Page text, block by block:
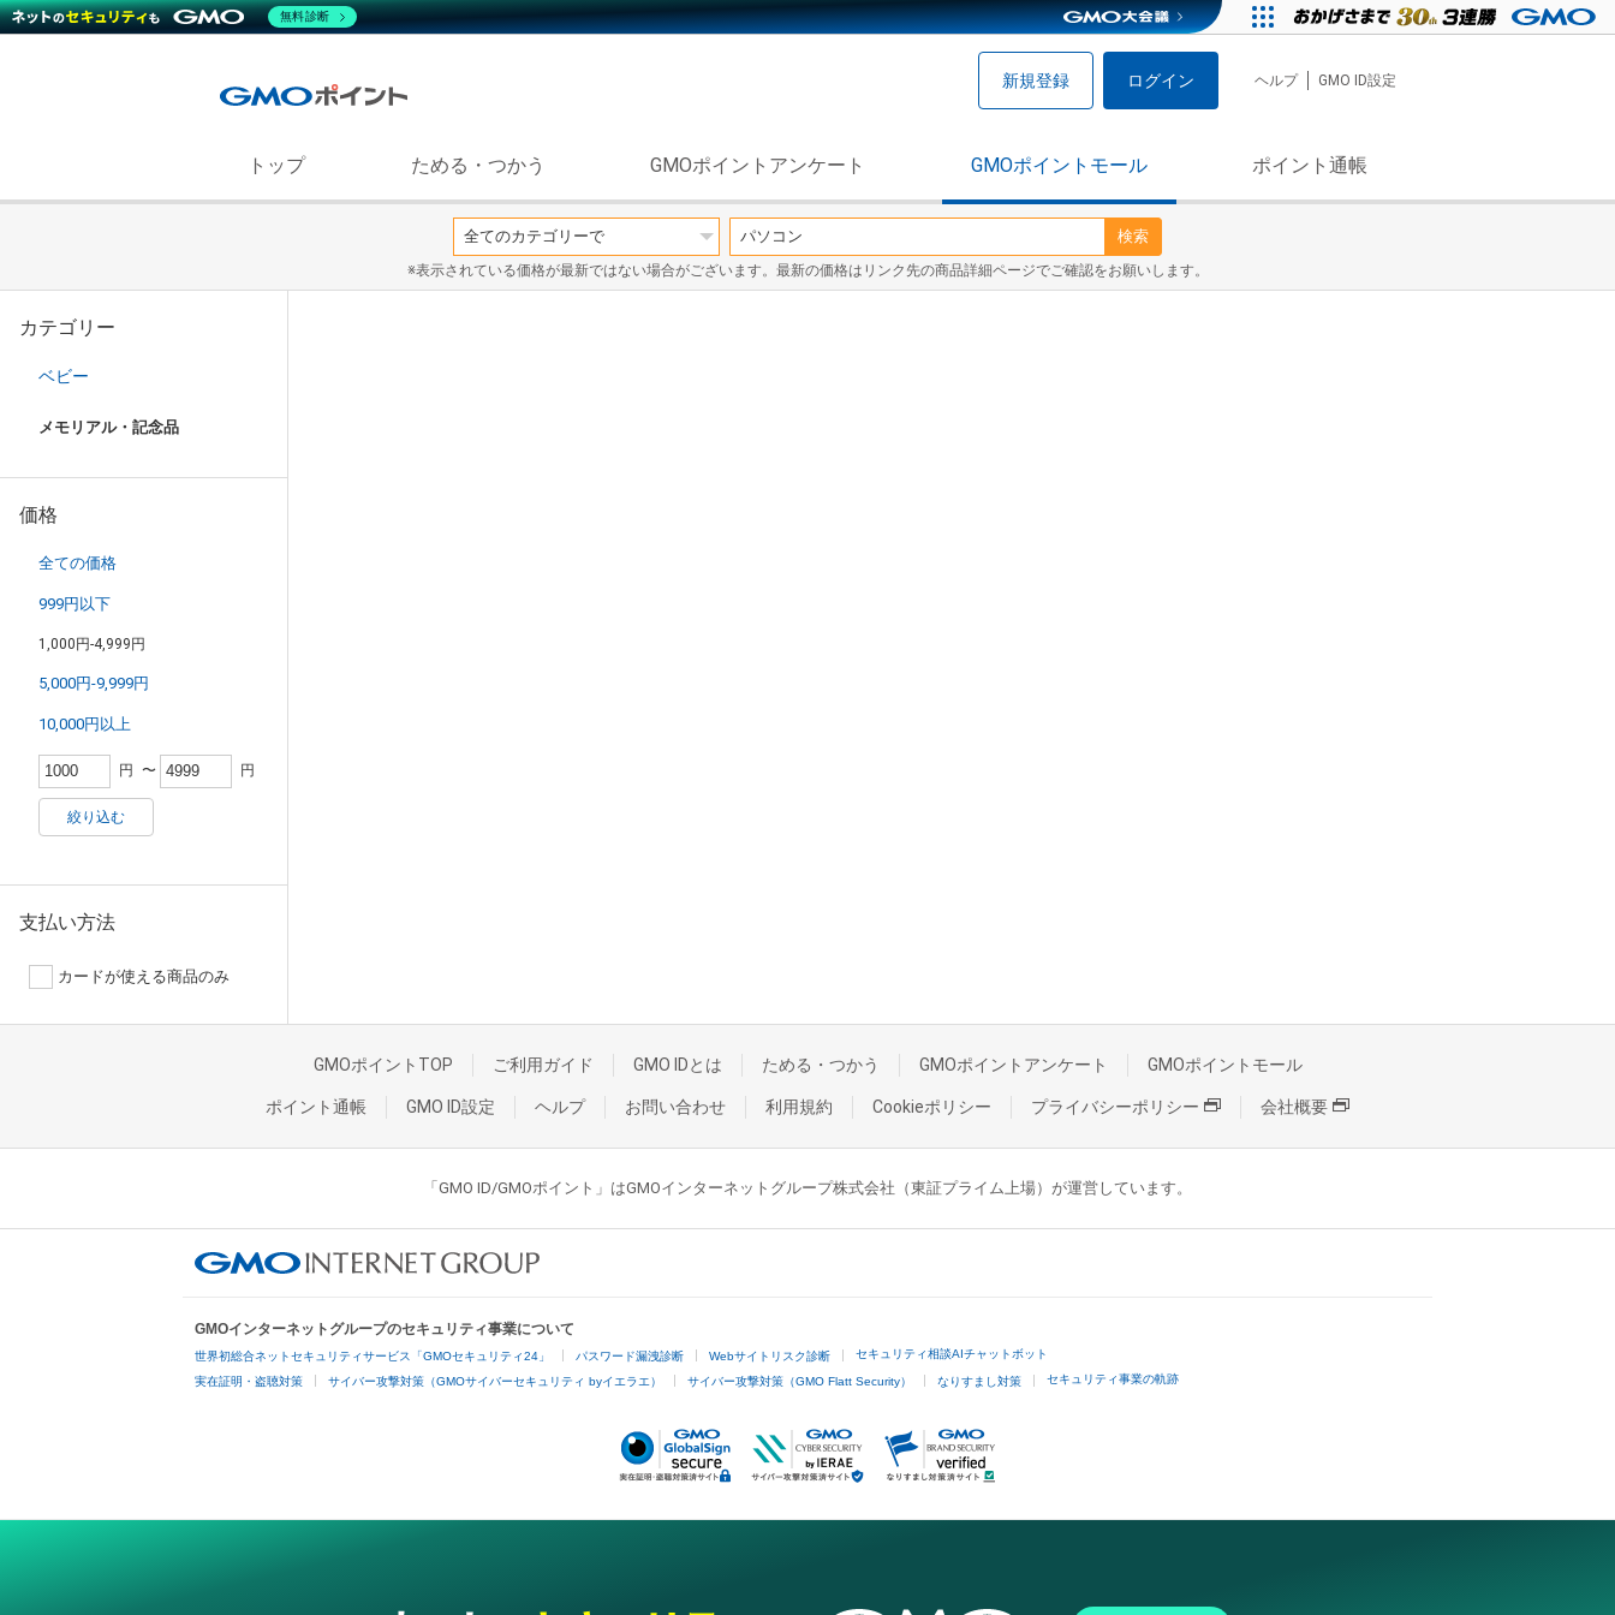
新規登録 ログイン ヘルプ GMO ID設定
トップ ためる・つかう GMOポイントアンケート GMOポイントモール ポイント通帳
検索
※表示されている価格が最新ではない場合がございます。最新の価格はリンク先の商品詳細ページでご確認をお願いします。
カテゴリー
ベビー
メモリアル・記念品
価格
全ての価格
999円以下
1,000円-4,999円
5,000円-9,999円
10,000円以上
円 〜 円
絞り込む
支払い方法
カードが使える商品のみ
GMOポイントTOP ご利用ガイド GMO IDとは ためる・つかう GMOポイントアンケート GMOポイントモール
ポイント通帳 GMO ID設定 ヘルプ お問い合わせ 利用規約 Cookieポリシー プライバシーポリシー 会社概要
「GMO ID/GMOポイント」はGMOインターネットグループ株式会社（東証プライム上場）が運営しています。
GMOインターネットグループのセキュリティ事業について
世界初総合ネットセキュリティサービス「GMOセキュリティ24」 パスワード漏洩診断 Webサイトリスク診断 セキュリティ相談AIチャットボット
実在証明・盗聴対策 サイバー攻撃対策（GMOサイバーセキュリティ byイエラエ） サイバー攻撃対策（GMO Flatt Security） なりすまし対策 セキュリティ事業の軌跡
無料診断